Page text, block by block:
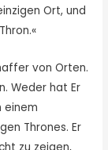
Ort, und
von Orten.
Weder hat Er
einem
Thrones. Er
zu zeigen,